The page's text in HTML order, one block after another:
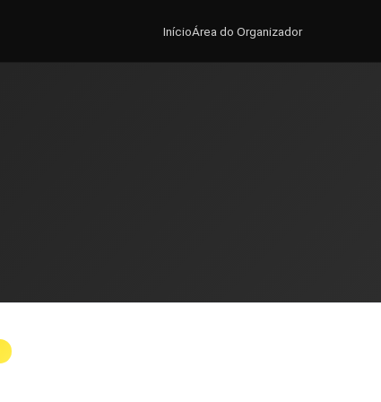
InícioÁrea do Organizador